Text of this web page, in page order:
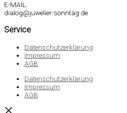
E-MAIL:
dialog@juwelier-sonntag.de
Service
Datenschutzerklärung
Impressum
AGB
Datenschutzerklärung
Impressum
AGB